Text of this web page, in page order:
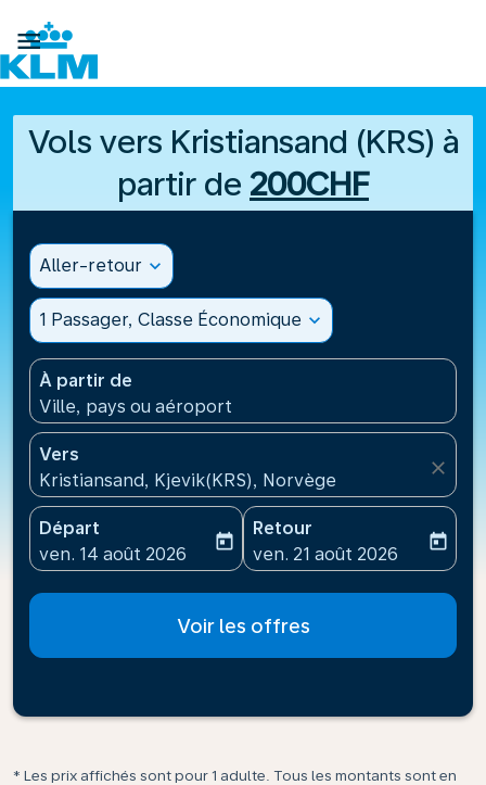

Vols vers Kristiansand (KRS) à
partir de 200CHF
Aller-retour expand_more
1 Passager, Classe Économique expand_more
À partir de
Ville, pays ou aéroport
Vers
Kristiansand, Kjevik(KRS), Norvège
close
Départ
fc-booking-departure-date-aria-label
ven. 14 août 2026
today
Retour
fc-booking-return-date-
ven. 21 août 2026
today
Voir les offres
* Les prix affichés sont pour 1 adulte. Tous les montants sont en